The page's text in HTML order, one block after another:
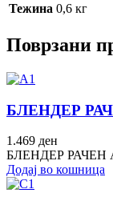
Тежина 0,6 кг
Поврзани
БЛЕНДЕР
1.469 ден
БЛЕНДЕР РАЧЕН
Додај во кошница